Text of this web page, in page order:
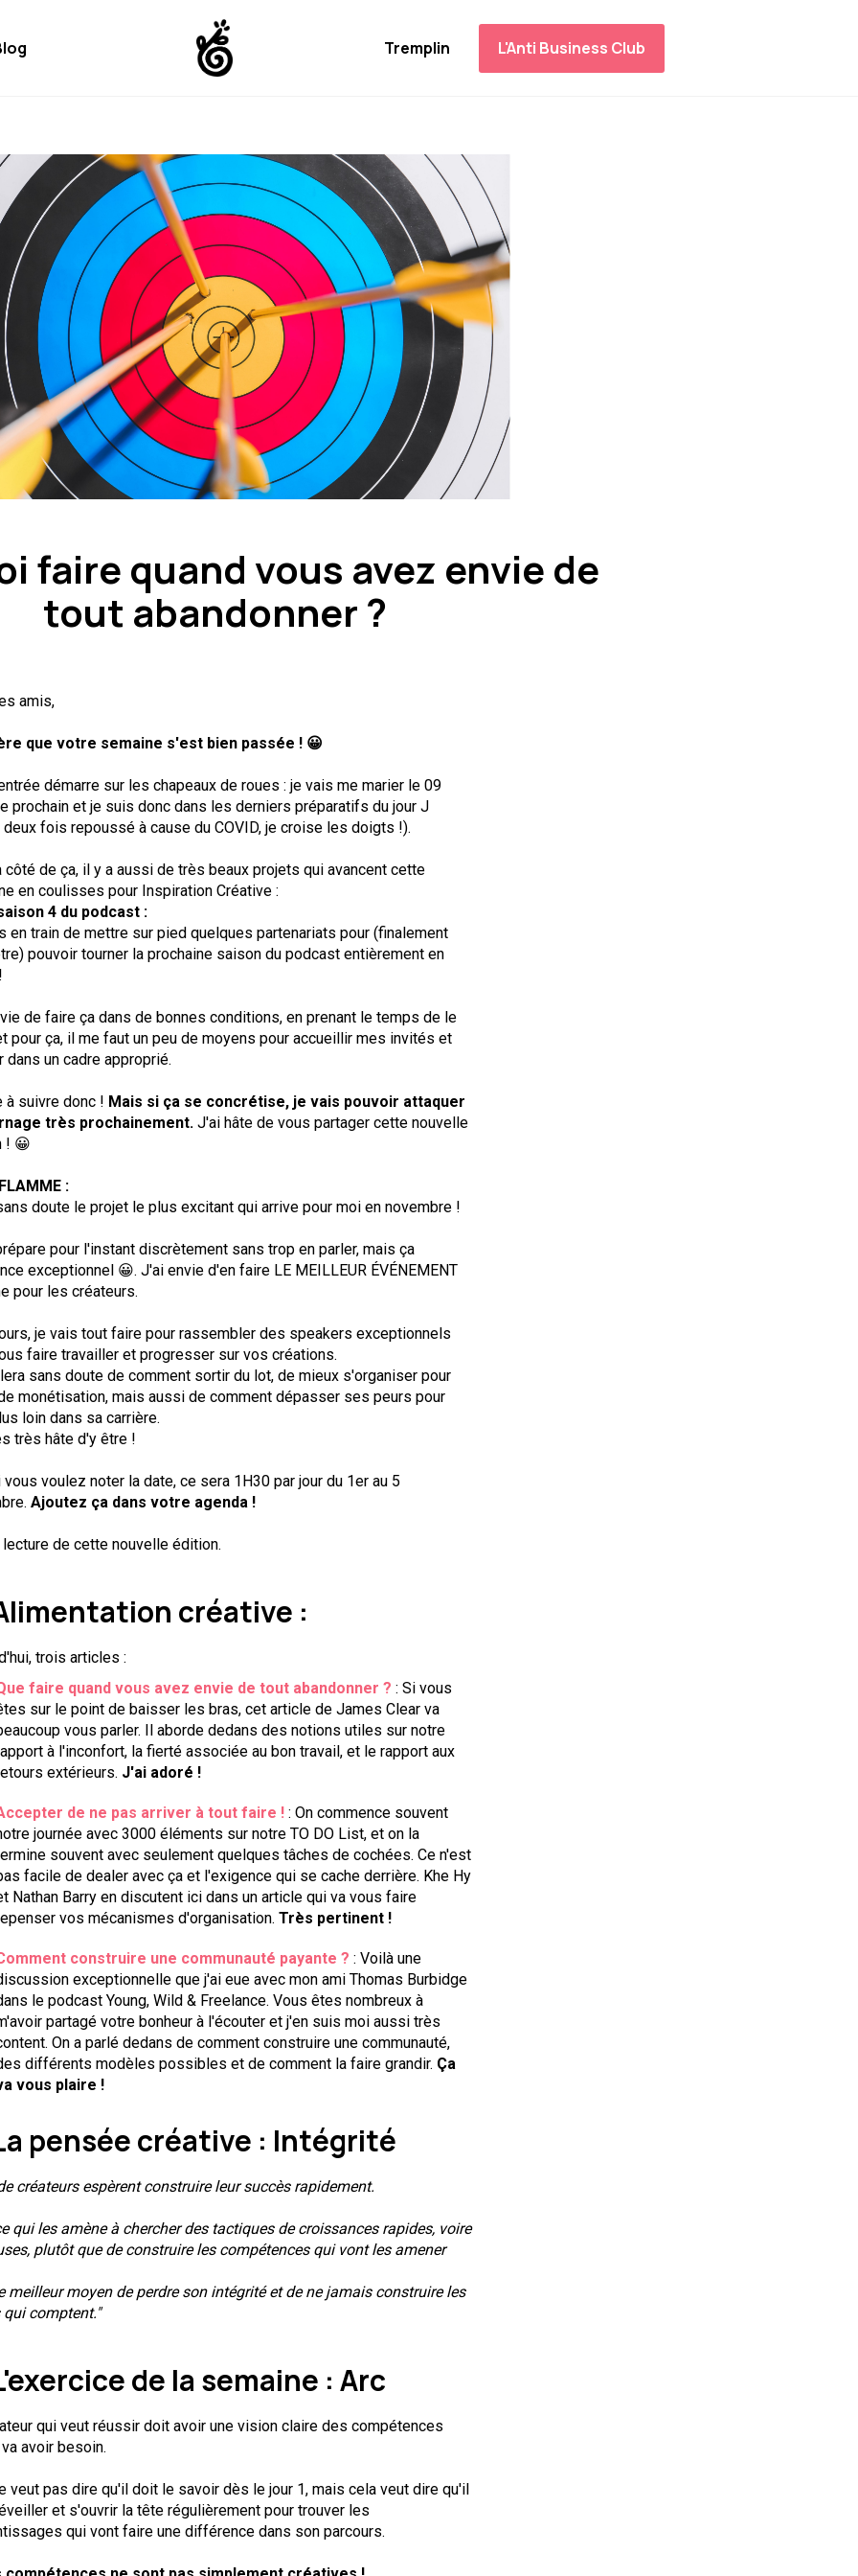
Tremplin L'Anti Business Club
faire quand vous avez envie de
tout abandonner ?
amis,
que votre semaine s'est bien passée ! 😀
démarre sur les chapeaux de roues : je vais me marier le 09
prochain et je suis donc dans les derniers préparatifs du jour J
deux fois repoussé à cause du COVID, je croise les doigts !).
côté de ça, il y a aussi de très beaux projets qui avancent cette
en coulisses pour Inspiration Créative :
4 du podcast :
en train de mettre sur pied quelques partenariats pour (finalement
pouvoir tourner la prochaine saison du podcast entièrement en
de faire ça dans de bonnes conditions, en prenant le temps de le
pour ça, il me faut un peu de moyens pour accueillir mes invités et
dans un cadre approprié.
à suivre donc ! Mais si ça se concrétise, je vais pouvoir attaquer
très prochainement. J'ai hâte de vous partager cette nouvelle
! 😀
:
doute le projet le plus excitant qui arrive pour moi en novembre !
pour l'instant discrètement sans trop en parler, mais ça
exceptionnel 😀. J'ai envie d'en faire LE MEILLEUR ÉVÉNEMENT
pour les créateurs.
je vais tout faire pour rassembler des speakers exceptionnels
faire travailler et progresser sur vos créations.
sans doute de comment sortir du lot, de mieux s'organiser pour
monétisation, mais aussi de comment dépasser ses peurs pour
loin dans sa carrière.
très hâte d'y être !
vous voulez noter la date, ce sera 1H30 par jour du 1er au 5
Ajoutez ça dans votre agenda !
lecture de cette nouvelle édition.
créative :
trois articles :
faire quand vous avez envie de tout abandonner ? : Si vous
sur le point de baisser les bras, cet article de James Clear va
vous parler. Il aborde dedans des notions utiles sur notre
à l'inconfort, la fierté associée au bon travail, et le rapport aux
extérieurs. J'ai adoré !
de ne pas arriver à tout faire !: On commence souvent
journée avec 3000 éléments sur notre TO DO List, et on la
souvent avec seulement quelques tâches de cochées. Ce n'est
facile de dealer avec ça et l'exigence qui se cache derrière. Khe Hy
Nathan Barry en discutent ici dans un article qui va vous faire
vos mécanismes d'organisation.Très pertinent !
construire une communauté payante ? : Voilà une
exceptionnelle que j'ai eue avec mon ami Thomas Burbidge
le podcast Young, Wild & Freelance. Vous êtes nombreux à
partagé votre bonheur à l'écouter et j'en suis moi aussi très
On a parlé dedans de comment construire une communauté,
différents modèles possibles et de comment la faire grandir. Ça
vous plaire !
pensée créative : Intégrité
créateurs espèrent construire leur succès rapidement.
qui les amène à chercher des tactiques de croissances rapides, voire
plutôt que de construire les compétences qui vont les amener
meilleur moyen de perdre son intégrité et de ne jamais construire les
comptent."
de la semaine : Arc
qui veut réussir doit avoir une vision claire des compétences
avoir besoin.
veut pas dire qu'il doit le savoir dès le jour 1, mais cela veut dire qu'il
et s'ouvrir la tête régulièrement pour trouver les
qui vont faire une différence dans son parcours.